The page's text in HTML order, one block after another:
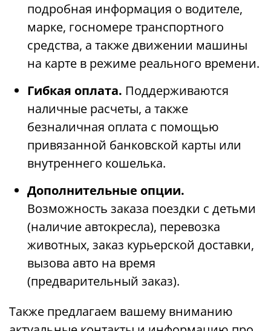
подробная информация о водителе,
марке, госномере транспортного
средства, а также движении машины
на карте в режиме реального времени.
Гибкая оплата. Поддерживаются
наличные расчеты, а также
безналичная оплата с помощью
привязанной банковской карты или
внутреннего кошелька.
Дополнительные опции.
Возможность заказа поездки с детьми
(наличие автокресла), перевозка
животных, заказ курьерской доставки,
вызова авто на время
(предварительный заказ).
Также предлагаем вашему вниманию